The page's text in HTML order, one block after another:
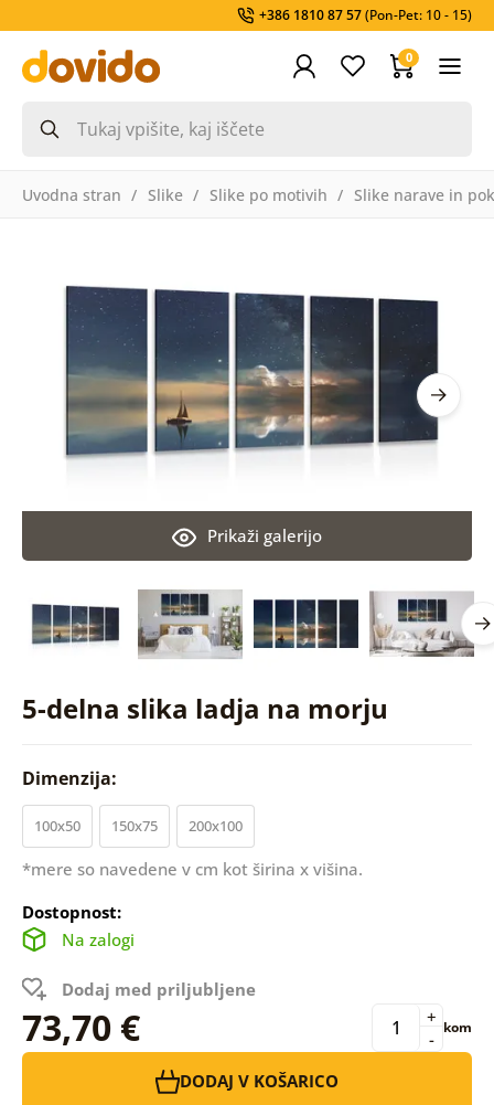
+386 1810 87 57(Pon-Pet: 10 - 15)
0
Uvodna stran Slike Slike po motivih Slike narave in
5-delna slika ladja na morju
Prikaži galerijo
Dimenzija:
100x50 150x75 200x100
*mere so navedene v cm kot širina x višina.
Dostopnost:
Na zalogi
Dodaj med priljubljene
73,70 € -
+ kom
DODAJ V KOŠARICO